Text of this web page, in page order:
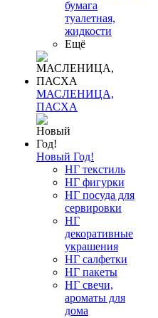
бумага
туалетная,
жидкости
Ещё
МАСЛЕНИЦА,
ПАСХА
Новый Год!
НГ текстиль
НГ фигурки
НГ посуда для
сервировки
НГ
декоративные
украшения
НГ салфетки
НГ пакеты
НГ свечи,
ароматы для
дома